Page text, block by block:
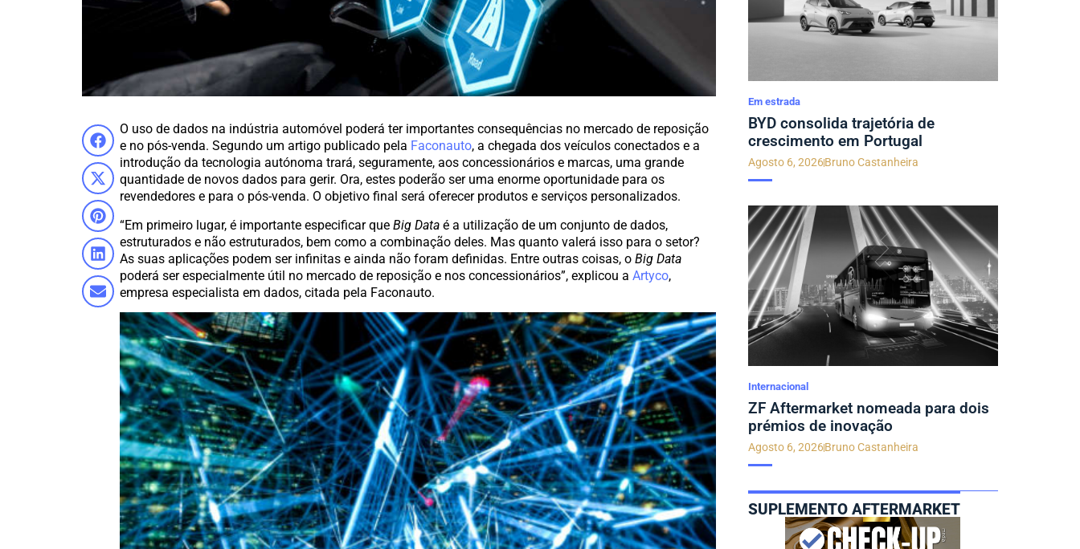
O uso de dados na indústria automóvel poderá ter importantes consequências no mercado de reposição
e no pós-venda. Segundo um artigo publicado pela Faconauto, a chegada dos veículos conectados e a
introdução da tecnologia autónoma trará, seguramente, aos concessionários e marcas, uma grande
quantidade de novos dados para gerir. Ora, estes poderão ser uma enorme oportunidade para os
revendedores e para o pós-venda. O objetivo final será oferecer produtos e serviços personalizados.
“Em primeiro lugar, é importante especificar queBig Data é a utilização de um conjunto de dados,
estruturados e não estruturados, bem como a combinação deles. Mas quanto valerá isso para o setor?
As suas aplicações podem ser infinitas e ainda não foram definidas. Entre outras coisas, oBig Data
poderá ser especialmente útil no mercado de reposição e nos concessionários”, explicou aArtyco,
empresa especialista em dados, citada pela Faconauto.
Em estrada
BYD consolida trajetória de
crescimento em Portugal
Agosto 6, 2026Bruno Castanheira
Internacional
ZF Aftermarket nomeada para dois
prémios de inovação
Agosto 6, 2026Bruno Castanheira
SUPLEMENTO AFTERMARKET